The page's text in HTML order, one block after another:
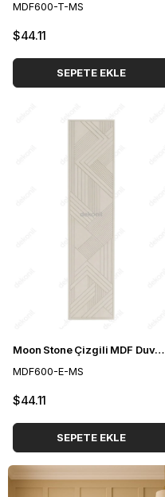
MDF600-T-MS
$44.11
SEPETE EKLE
Moon Stone Çizgili MDF Duvar Paneli 60*275 cm
MDF600-E-MS
$44.11
SEPETE EKLE